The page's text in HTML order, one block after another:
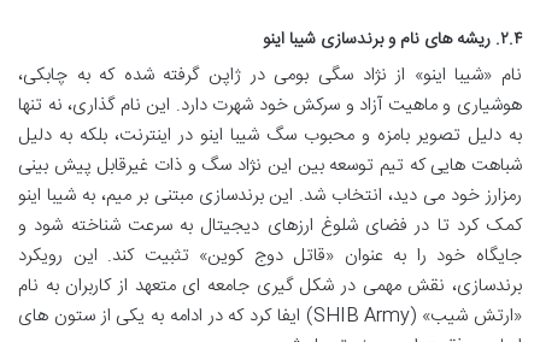
۲.۴. ریشه های نام و برندسازی شیبا اینو
نام «شیبا اینو» از نژاد سگی بومی در ژاپن گرفته شده که به چابکی،
هوشیاری و ماهیت آزاد و سرکش خود شهرت دارد. این نام گذاری، نه تنها
به دلیل تصویر بامزه و محبوب سگ شیبا اینو در اینترنت، بلکه به دلیل
شباهت هایی که تیم توسعه بین این نژاد سگ و ذات غیرقابل پیش بینی
رمزارز خود می دید، انتخاب شد. این برندسازی مبتنی بر میم، به شیبا اینو
کمک کرد تا در فضای شلوغ ارزهای دیجیتال به سرعت شناخته شود و
جایگاه خود را به عنوان «قاتل دوج کوین» تثبیت کند. این رویکرد
برندسازی، نقش مهمی در شکل گیری جامعه ای متعهد از کاربران به نام
«ارتش شیب» (SHIB Army) ایفا کرد که در ادامه به یکی از ستون های